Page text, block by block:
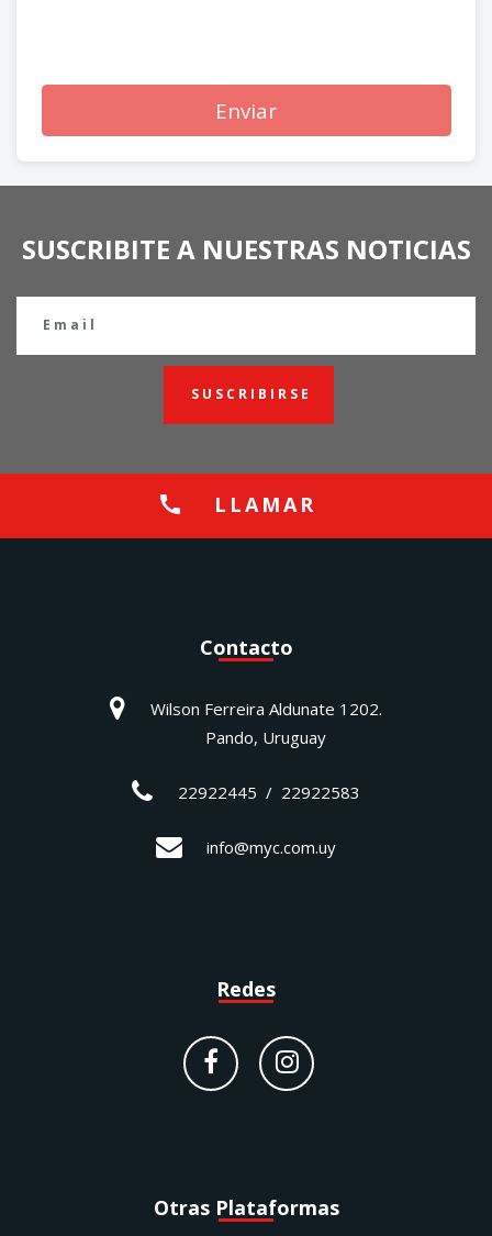
Enviar
SUSCRIBITE A NUESTRAS NOTICIAS
SUSCRIBIRSE
LLAMAR
Contacto
Wilson Ferreira Aldunate 1202.
Pando, Uruguay
22922445 / 22922583
info@myc.com.uy
Redes
Otras Plataformas